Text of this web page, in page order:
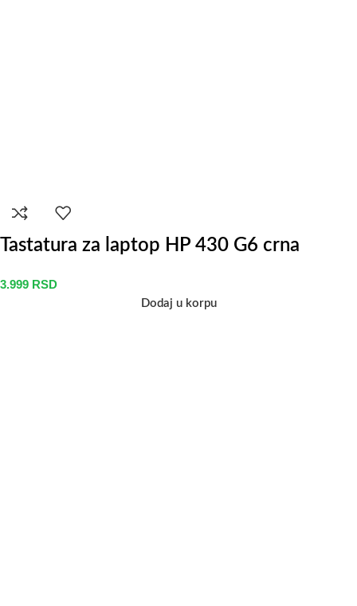
Tastatura za laptop HP 430 G6 crna
3.999 RSD
Dodaj u korpu